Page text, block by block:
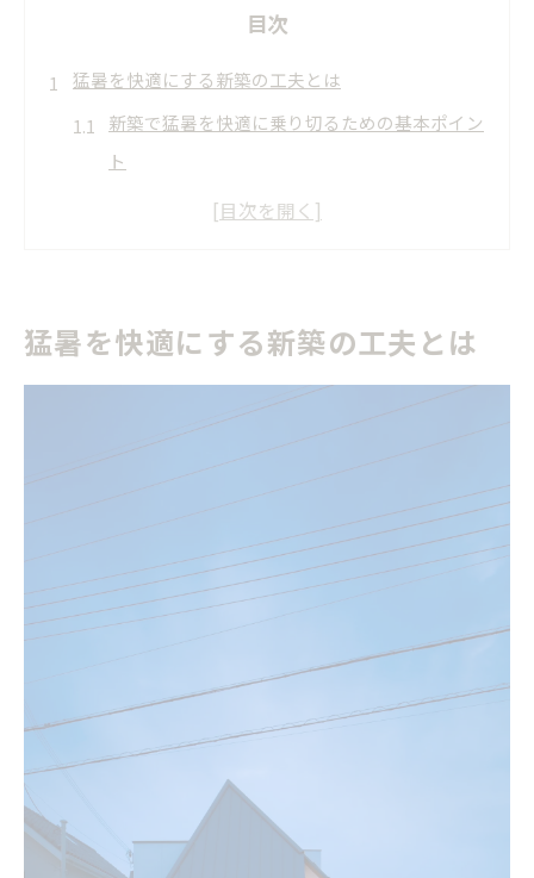
目次
猛暑を快適にする新築の工夫とは
新築で猛暑を快適に乗り切るための基本ポイン
ト
兵庫県の新築に合う断熱対策の考え方
高断熱材を活かした新築猛暑対策の実例紹介
新築で実現する高断熱性能の重要ポイント
兵庫県の新築に適した断熱材選びと施工法
エアコン効率を高める断熱新築の設計術
高気密高断熱住宅が兵庫県で注目される理由
新築で叶える猛暑対策の住まいづくり
猛暑に強い新築設計の基本と快適性の両立
新築で実現する遮熱・通風を活かす住まい
兵庫県の新築で猛暑対策が重要な理由
注文住宅で叶える新築猛暑対策のポイント
新築住宅の間取りで工夫する夏の暑さ対策
猛暑を快適にする新築の工夫とは